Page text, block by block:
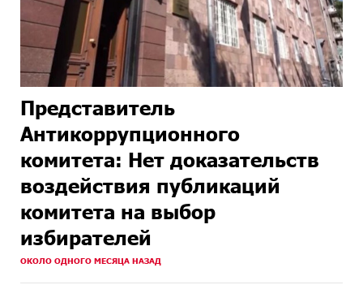
Представитель
Антикоррупционного
комитета: Нет доказательств
воздействия публикаций
комитета на выбор
избирателей
ОКОЛО ОДНОГО МЕСЯЦА НАЗАД